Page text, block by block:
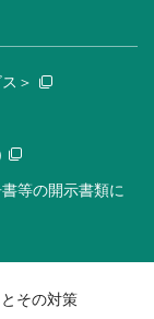
＞
等の開示書類に
その対策